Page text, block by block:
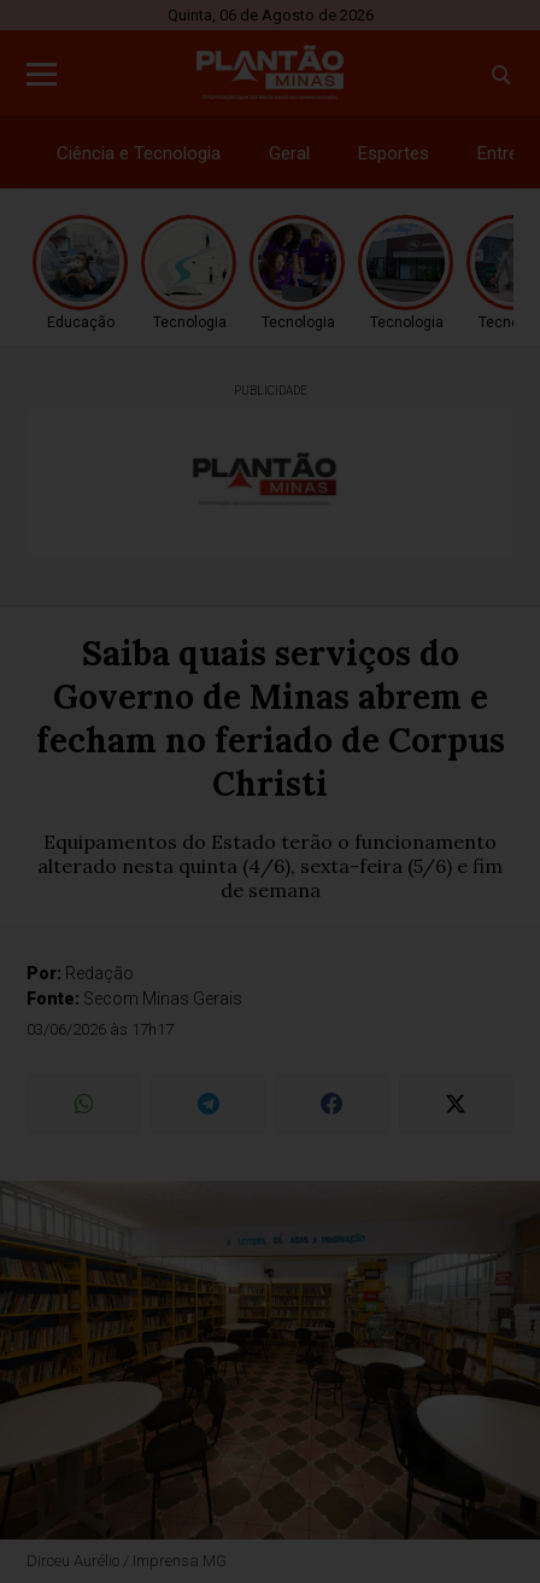
Quinta, 06 de Agosto de 2026
Ciência e Tecnologia Geral Esportes
Educação Tecnologia Tecnologia Tecnologia
PUBLICIDADE
Saiba quais serviços do
Governo de Minas abrem e
fecham no feriado de Corpus
Christi
Equipamentos do Estado terão o funcionamento
alterado nesta quinta (4/6), sexta-feira (5/6) e fim
de semana
Por: Redação
Fonte: Secom Minas Gerais
03/06/2026 às 17h17
Dirceu Aurélio / Imprensa MG